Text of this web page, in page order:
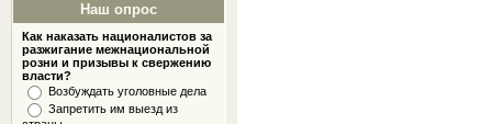
Наш опрос
Как наказать националистов за
разжигание межнациональной
розни и призывы к свержению
власти?
Возбуждать уголовные дела
Запретить им выезд из